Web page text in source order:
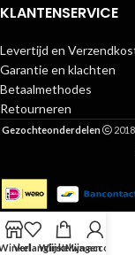
KLANTENSERVICE
Levertijd en
Garantie en klachten
Betaalmethodes
Retourneren
Gezochteonderdelen 2018
VerlanglijstWinkelwagen
Mijn account